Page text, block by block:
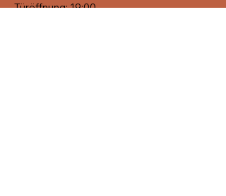
Türöffnung: 19:00